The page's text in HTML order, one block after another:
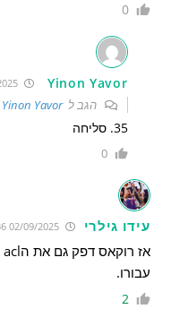
0
Yinon Yavor
02/09/2025 17:13:42
הגב לYinon Yavor
35. סליחה
0
עידו גילרי 02/09/2025 17:08:36
עבורו.
2